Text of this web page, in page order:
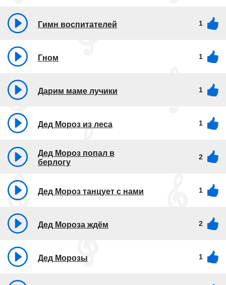
Гимн воспитателей 1
Гном 1
Дарим маме лучики 1
Дед Мороз из леса 1
Дед Мороз попал в
берлогу
2
Дед Мороз танцует с нами 1
Дед Мороза ждём 2
Дед Морозы 1